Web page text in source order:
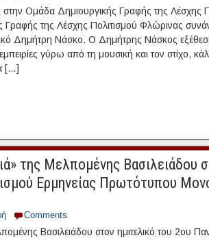
Ομάδα Δημιουργικής Γραφής της Λέσχης
της Λέσχης Πολιτισμού Φλώρινας
Δημήτρη Νάσκο. Ο Δημήτρης Νάσκος
εμπειρίες γύρω από τη μουσική και τον στίχο,
[…]
της Μελπομένης Βασιλειάδου
Ερμηνείας Πρωτότυπου
Comments
Βασιλειάδου στον ημιτελικό του 2ου